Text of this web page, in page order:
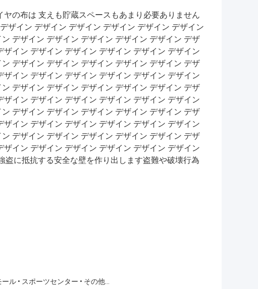
の布は 支えも貯蔵スペースもあまり必要ありません
ザイン デザイン デザイン デザイン デザイン デザイン
デザイン デザイン デザイン デザイン デザイン デザ
イン デザイン デザイン デザイン デザイン デザイン
デザイン デザイン デザイン デザイン デザイン デザ
イン デザイン デザイン デザイン デザイン デザイン
デザイン デザイン デザイン デザイン デザイン デザ
イン デザイン デザイン デザイン デザイン デザイン
デザイン デザイン デザイン デザイン デザイン デザ
イン デザイン デザイン デザイン デザイン デザイン
デザイン デザイン デザイン デザイン デザイン デザ
イン デザイン デザイン デザイン デザイン デザイン
に抵抗する安全な壁を作り出します盗難や破壊行為
ル • スポーツセンター • その他...